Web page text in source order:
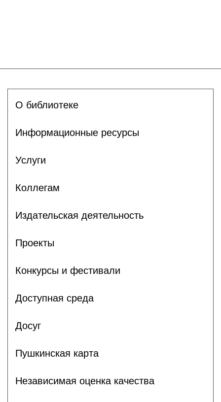
О библиотеке
Информационные ресурсы
Услуги
Коллегам
Издательская деятельность
Проекты
Конкурсы и фестивали
Доступная среда
Досуг
Пушкинская карта
Независимая оценка качества